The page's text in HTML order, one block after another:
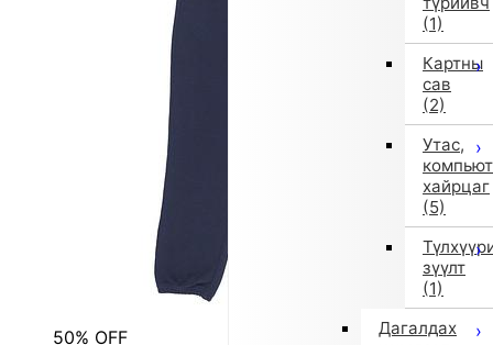
(1)
Картны
сав
(2)
Утас,
хайрцаг
(5)
зүүлт
(1)
Дагалдах
50% OFF